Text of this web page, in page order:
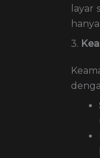
layar
3.